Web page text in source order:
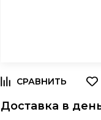
Доставка в